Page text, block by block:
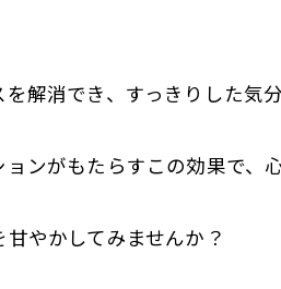
解消でき、すっきりした気
ンがもたらすこの効果で、
やかしてみませんか？